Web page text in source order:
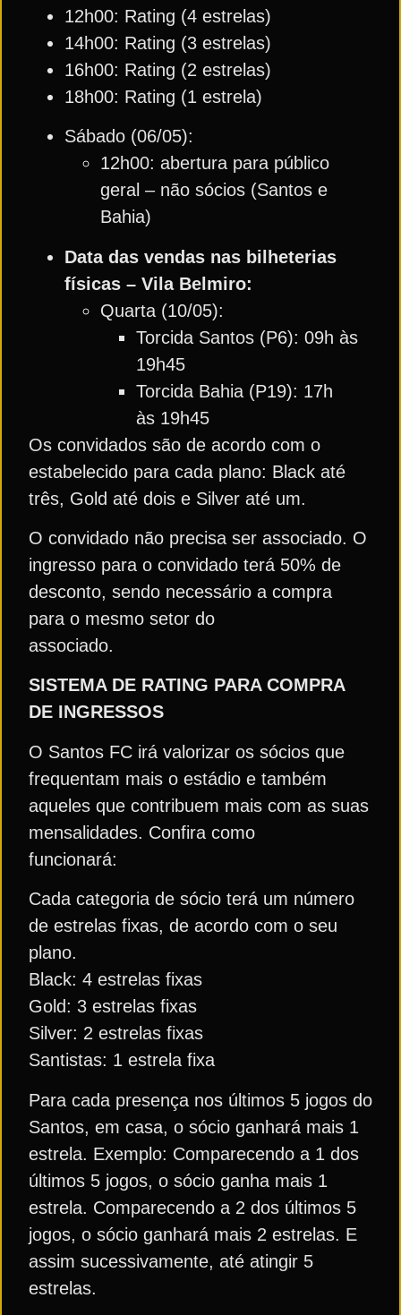
12h00: Rating (4 estrelas)
14h00: Rating (3 estrelas)
16h00: Rating (2 estrelas)
18h00: Rating (1 estrela)
Sábado (06/05):
12h00: abertura para público
geral – não sócios (Santos e
Bahia)
Data das vendas nas bilheterias
físicas – Vila Belmiro:
Quarta (10/05):
Torcida Santos (P6): 09h às
19h45
Torcida Bahia (P19): 17h
às 19h45
Os convidados são de acordo com o
estabelecido para cada plano: Black até
três, Gold até dois e Silver até um.
O convidado não precisa ser associado. O
ingresso para o convidado terá 50% de
desconto, sendo necessário a compra
para o mesmo setor do
associado.
SISTEMA DE RATING PARA COMPRA
DE INGRESSOS
O Santos FC irá valorizar os sócios que
frequentam mais o estádio e também
aqueles que contribuem mais com as suas
mensalidades. Confira como
funcionará:
Cada categoria de sócio terá um número
de estrelas fixas, de acordo com o seu
plano.
Black: 4 estrelas fixas
Gold: 3 estrelas fixas
Silver: 2 estrelas fixas
Santistas: 1 estrela fixa
Para cada presença nos últimos 5 jogos do
Santos, em casa, o sócio ganhará mais 1
estrela. Exemplo: Comparecendo a 1 dos
últimos 5 jogos, o sócio ganha mais 1
estrela. Comparecendo a 2 dos últimos 5
jogos, o sócio ganhará mais 2 estrelas. E
assim sucessivamente, até atingir 5
estrelas.